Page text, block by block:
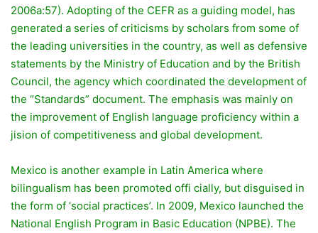
2006a:57). Adopting of the CEFR as a guiding model, has
generated a series of criticisms by scholars from some of
the leading universities in the country, as well as defensive
statements by the Ministry of Education and by the British
Council, the agency which coordinated the development of
the “Standards” document. The emphasis was mainly on
the improvement of English language proficiency within a
jision of competitiveness and global development.
Mexico is another example in Latin America where
bilingualism has been promoted offi cially, but disguised in
the form of ‘social practices’. In 2009, Mexico launched the
National English Program in Basic Education (NPBE). The